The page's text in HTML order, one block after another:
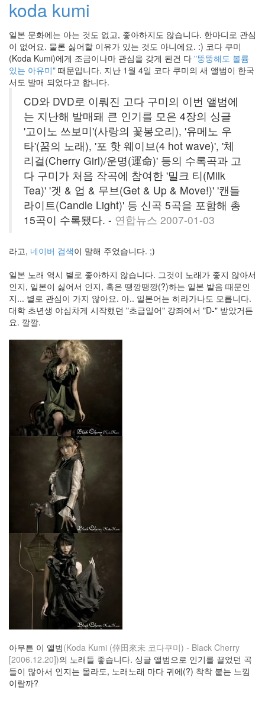
koda kumi
일본 문화에는 아는 것도 없고, 좋아하지도 않습니다. 한마디로 관심
이 없어요. 물론 싫어할 이유가 있는 것도 아니에요. :) 코다 쿠미
(Koda Kumi)에게 조금이나마 관심을 갖게 된건 다 "뚱뚱해도 볼륨
있는 아유미" 때문입니다. 지난 1월 4일 코다 쿠미의 새 앨범이 한국
서도 발매 되었다고 합니다.
CD와 DVD로 이뤄진 고다 구미의 이번 앨범에
는 지난해 발매돼 큰 인기를 모은 4장의 싱글
'고이노 쓰보미'(사랑의 꽃봉오리), '유메노 우
타'(꿈의 노래), '포 핫 웨이브(4 hot wave)', '체
리걸(Cherry Girl)/운명(運命)' 등의 수록곡과 고
다 구미가 처음 작곡에 참여한 '밀크 티(Milk
Tea)' '겟 & 업 & 무브(Get & Up & Move!)' '캔들
라이트(Candle Light)' 등 신곡 5곡을 포함해 총
15곡이 수록됐다. - 연합뉴스 2007-01-03
라고, 네이버 검색이 말해 주었습니다. ;)
일본 노래 역시 별로 좋아하지 않습니다. 그것이 노래가 좋지 않아서
인지, 일본이 싫어서 인지, 혹은 땡깡땡깡(?)하는 일본 발음 때문인
지... 별로 관심이 가지 않아요. 아.. 일본어는 히라가나도 모릅니다.
대학 초년생 야심차게 시작했던 "초급일어" 강좌에서 "D-" 받았거든
요. 깔깔.
아무튼 이 앨범(Koda Kumi (倖田來未 코다쿠미) - Black Cherry
[2006.12.20])의 노래들 좋습니다. 싱글 앨범으로 인기를 끌었던 곡
들이 많아서 인지는 몰라도, 노래노래 마다 귀에(?) 착착 붙는 느낌
이랄까?
센
스
ALI
자
림
제
술
크
롤
유
호
Wentworth
스
Find!
Categories